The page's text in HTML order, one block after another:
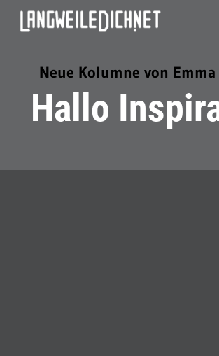
Neue Kolumne von
Hallo